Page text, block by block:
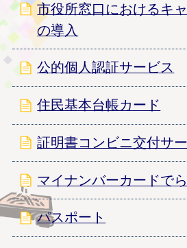
市役所窓口におけるキ
の導入
公的個人認証サービス
住民基本台帳カード
証明書コンビニ交付サ
マイナンバーカードで
パスポート